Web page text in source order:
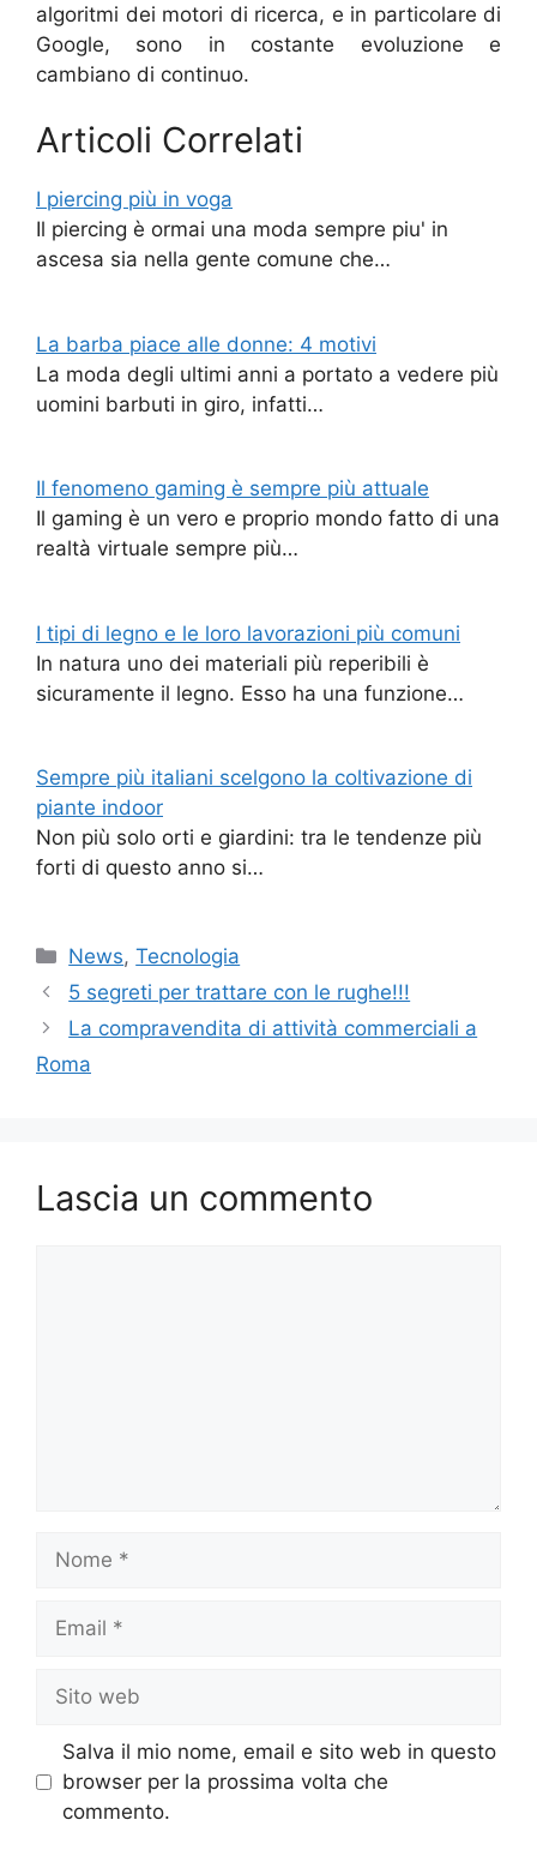
algoritmi dei motori di ricerca, e in particolare di
Google, sono in costante evoluzione e
cambiano di continuo.
Articoli Correlati
I piercing più in voga
Il piercing è ormai una moda sempre piu' in
ascesa sia nella gente comune che…
La barba piace alle donne: 4 motivi
La moda degli ultimi anni a portato a vedere più
uomini barbuti in giro, infatti…
Il fenomeno gaming è sempre più attuale
Il gaming è un vero e proprio mondo fatto di una
realtà virtuale sempre più…
I tipi di legno e le loro lavorazioni più comuni
In natura uno dei materiali più reperibili è
sicuramente il legno. Esso ha una funzione…
Sempre più italiani scelgono la coltivazione di
piante indoor
Non più solo orti e giardini: tra le tendenze più
forti di questo anno si…
Categorie
News,Tecnologia
5 segreti per trattare con le rughe!!!
La compravendita di attività commerciali a
Roma
Lascia un commento
web
Salva il mio nome, email e sito web in questo
browser per la prossima volta che
commento.